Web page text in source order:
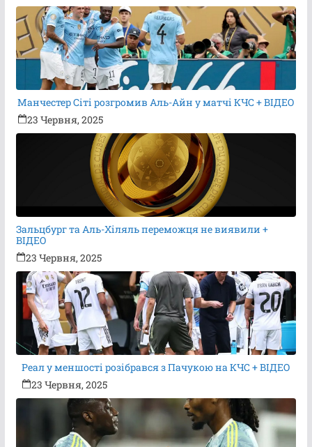
Манчестер Сіті розгромив Аль-Айн у матчі КЧС + ВІДЕО
23 Червня, 2025
Зальцбург та Аль-Хіляль переможця не виявили +
ВІДЕО
23 Червня, 2025
Реал у меншості розібрався з Пачукою на КЧС + ВІДЕО
23 Червня, 2025